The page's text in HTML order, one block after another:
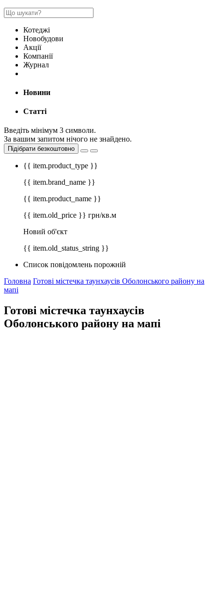
Котеджі
Новобудови
Акції
Компанії
Журнал
Новини
Статті
Введіть мінімум 3 символи.
За вашим запитом нічого не знайдено.
Підібрати безкоштовно
{{ item.product_type }}
{{ item.brand_name }}
{{ item.product_name }}
{{ item.old_price }} грн/кв.м
Новий об'єкт
{{ item.old_status_string }}
Список повідомлень порожній
Головна Готові містечка таунхаусів Оболонського району на
мапі
Готові містечка таунхаусів
Оболонського району на мапі